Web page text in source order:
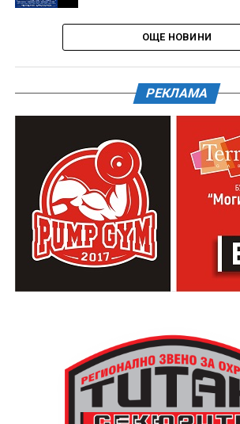
ОЩЕ НОВИНИ
РЕКЛАМА